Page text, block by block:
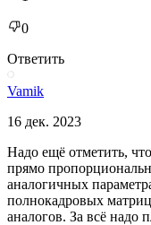
0
Ответить
Vamik
16 дек. 2023
Надо ещё отметить,
прямо
аналогичных
полнокадровых
аналогов. За всё надо